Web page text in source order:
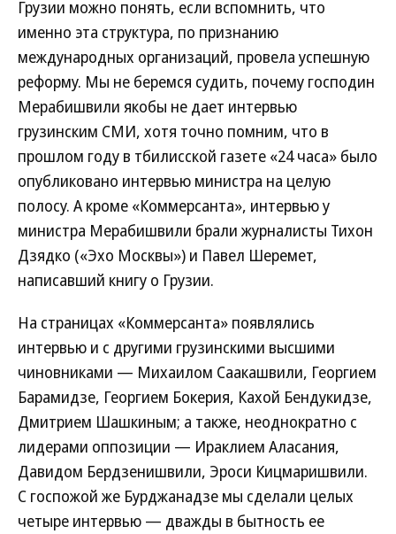
Грузии можно понять, если вспомнить, что
именно эта структура, по признанию
международных организаций, провела успешную
реформу. Мы не беремся судить, почему господин
Мерабишвили якобы не дает интервью
грузинским СМИ, хотя точно помним, что в
прошлом году в тбилисской газете «24 часа» было
опубликовано интервью министра на целую
полосу. А кроме «Коммерсанта», интервью у
министра Мерабишвили брали журналисты Тихон
Дзядко («Эхо Москвы») и Павел Шеремет,
написавший книгу о Грузии.
На страницах «Коммерсанта» появлялись
интервью и с другими грузинскими высшими
чиновниками — Михаилом Саакашвили, Георгием
Барамидзе, Георгием Бокерия, Кахой Бендукидзе,
Дмитрием Шашкиным; а также, неоднократно с
лидерами оппозиции — Ираклием Аласания,
Давидом Бердзенишвили, Эроси Кицмаришвили.
С госпожой же Бурджанадзе мы сделали целых
четыре интервью — дважды в бытность ее